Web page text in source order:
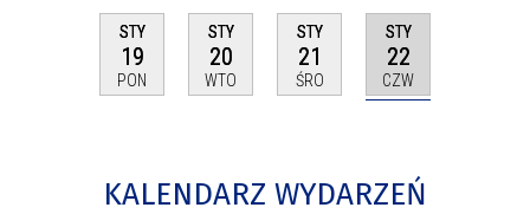
STY
19
PON
STY
20
WTO
STY
21
ŚRO
STY
22
CZW
KALENDARZ WYDARZEŃ